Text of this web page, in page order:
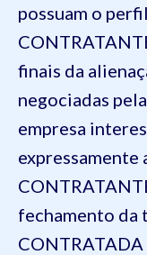
possuam o
finais da
negociadas
empresa
expressamente
fechamento da